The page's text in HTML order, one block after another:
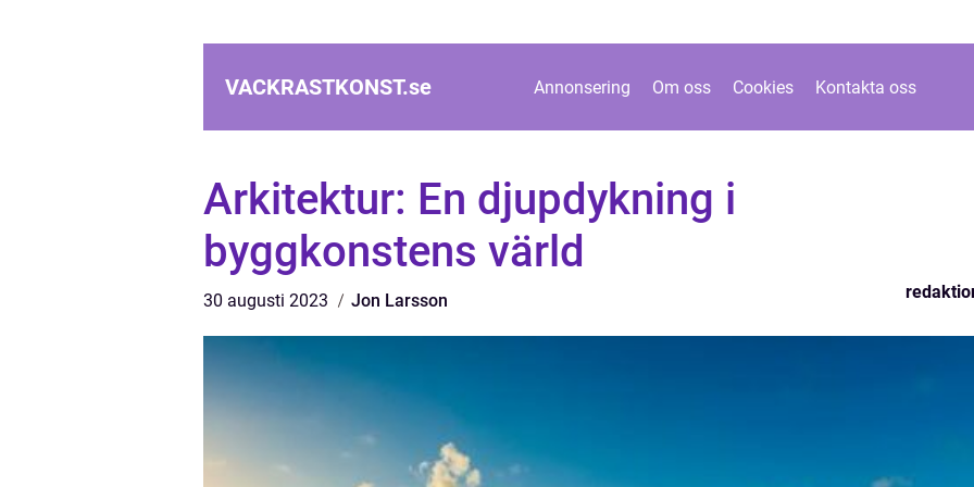
VACKRASTKONST.se Annonsering Om oss Cookies Kontakta oss
Arkitektur: En djupdykning i
byggkonstens värld
30 augusti 2023 Jon Larsson